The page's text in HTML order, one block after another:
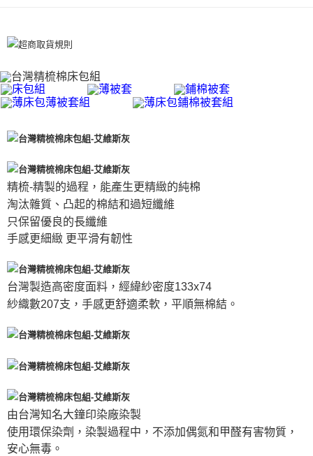
精梳-精製的過程，能產生更精緻的純棉
淘汰雜質、凸起的棉結和過短纖維
只保留優良的長纖維
手感更細緻 更平滑有韌性
台灣製造高密度面料，經緯紗密度133x74
紗織數207支，手感更舒適柔軟，平順無棉結。
由台灣知名大鐘印染廠染製
使用環保染劑，染製過程中，不添加偶氮和甲醛有害物質，
安心無毒。